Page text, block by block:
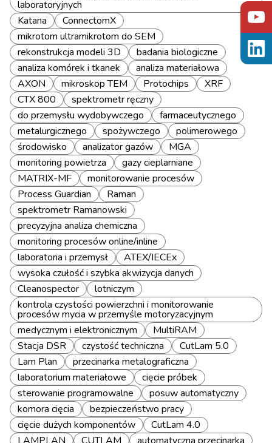
laboratoryjnych
Katana
ConnectomX
mikrotom ultramikrotom do SEM
rekonstrukcja modeli 3D
badania biologiczne
analiza komórek i tkanek
analiza materiałowa
AXON
mikroskop TEM Protochips
XRF
CTX 800
spektrometr ręczny
do przemysłu wydobywczego
farmaceutycznego
metalurgicznego
spożywczego
polimerowego
środowisko
analizator gazów
MGA
monitoring powietrza
gazy cieplarniane
MATRIX-MF
monitorowanie procesów
Process Guardian
Raman
spektrometr Ramanowski
precyzyjna analiza chemiczna
monitoring procesów online/inline
laboratoria i przemysł
ATEX/IECEx
wysoka czułość i szybka akwizycja danych
Cleanospector
lotniczym
kontrola czystości powierzchni i monitorowanie
procesów mycia w przemyśle motoryzacyjnym
medycznym i elektronicznym
MultiRAM
Stacja DSR
czystość techniczna
CutLam 5.0
Lam Plan
przecinarka metalograficzna
laboratorium materiałowe
cięcie próbek
sterowanie programowalne
posuw automatyczny
komora cięcia
bezpieczeństwo pracy
cięcie dużych komponentów
CutLam 4.0